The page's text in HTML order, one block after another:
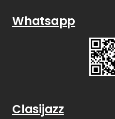
Whatsapp
Clasijazz